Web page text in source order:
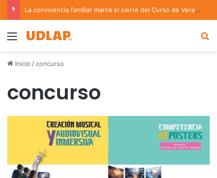
La convivencia familiar marca el cierre del Curso de Verano de Escuelas Aztecas
Menu
Inicio /concurso
concurso